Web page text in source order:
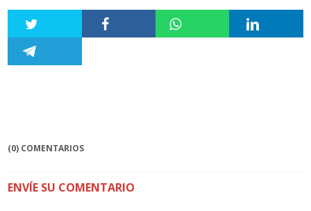
(0) COMENTARIOS
ENVÍE SU COMENTARIO